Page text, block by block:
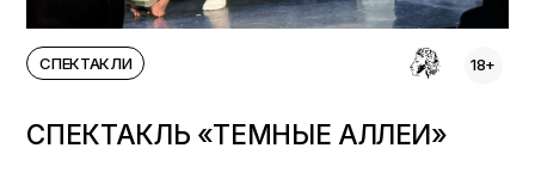
СПЕКТАКЛИ 18+
СПЕКТАКЛЬ «ТЕМНЫЕ АЛЛЕИ»